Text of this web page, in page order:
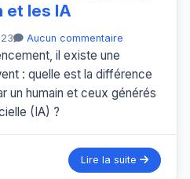
et les IA
Aucun commentaire
il existe une
: quelle est la différence
un humain et ceux générés
(IA) ?
Lire la suite